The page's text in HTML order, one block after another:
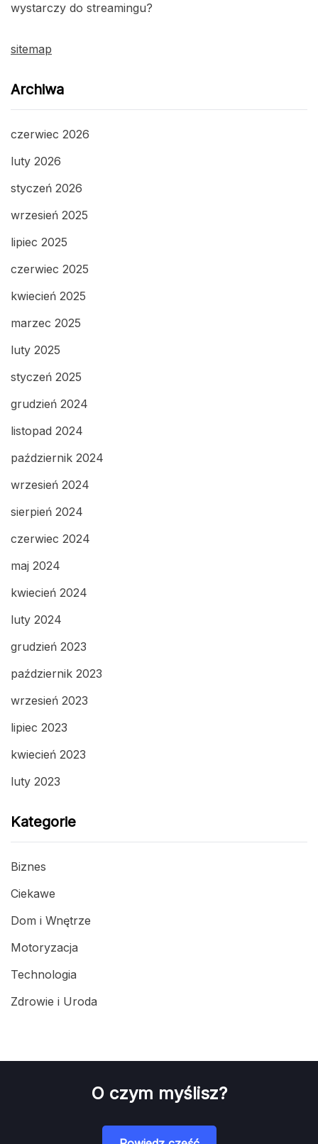
wystarczy do streamingu?
sitemap
Archiwa
czerwiec 2026
luty 2026
styczeń 2026
wrzesień 2025
lipiec 2025
czerwiec 2025
kwiecień 2025
marzec 2025
luty 2025
styczeń 2025
grudzień 2024
listopad 2024
październik 2024
wrzesień 2024
sierpień 2024
czerwiec 2024
maj 2024
kwiecień 2024
luty 2024
grudzień 2023
październik 2023
wrzesień 2023
lipiec 2023
kwiecień 2023
luty 2023
Kategorie
Biznes
Ciekawe
Dom i Wnętrze
Motoryzacja
Technologia
Zdrowie i Uroda
O czym myślisz?